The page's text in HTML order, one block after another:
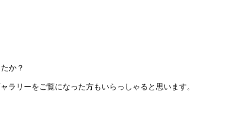
か？
ラリーをご覧になった方もいらっしゃると思います。